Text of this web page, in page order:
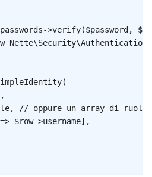
passwords->verify($password ,
Nette\Security\
(
,
,
// oppure un array di ruoli
=> $row->username] ,